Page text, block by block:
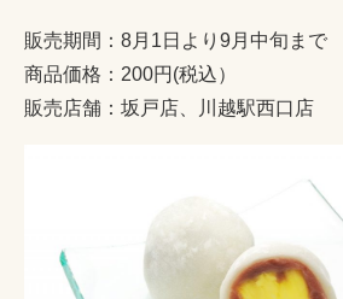
販売期間：8月1日より9月中旬まで
商品価格：200円(税込）
販売店舗：坂戸店、川越駅西口店